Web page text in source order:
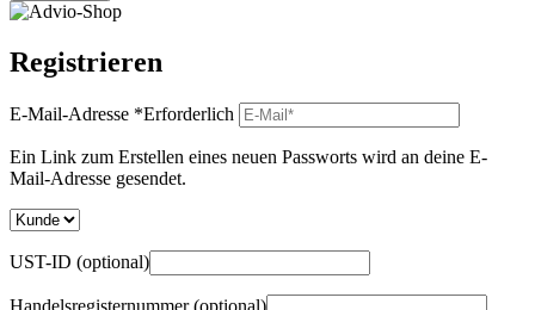
Registrieren
E-Mail-Adresse *Erforderlich
Ein Link zum Erstellen eines neuen Passworts wird an deine E-
Mail-Adresse gesendet.
UST-ID (optional)
Handelsregisternummer(optional)